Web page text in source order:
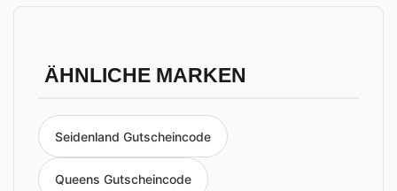
ÄHNLICHE MARKEN
Seidenland Gutscheincode
Queens Gutscheincode